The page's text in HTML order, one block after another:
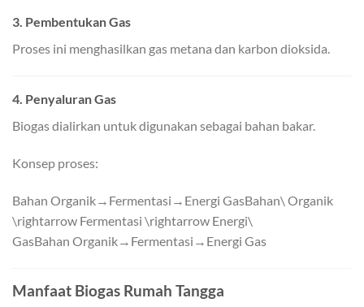
3. Pembentukan Gas
Proses ini menghasilkan gas metana dan karbon dioksida.
4. Penyaluran Gas
Biogas dialirkan untuk digunakan sebagai bahan bakar.
Konsep proses:
Bahan Organik→Fermentasi→Energi GasBahan\ Organik
\rightarrow Fermentasi \rightarrow Energi\
GasBahan Organik→ Fermentasi → Energi Gas
Manfaat Biogas Rumah Tangga